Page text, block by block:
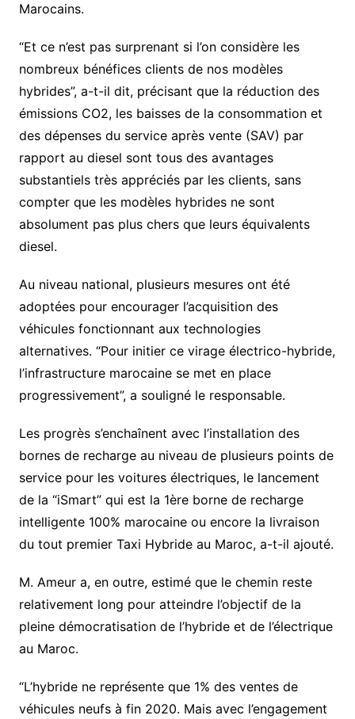
Marocains.
“Et ce n’est pas surprenant si l’on considère les
nombreux bénéfices clients de nos modèles
hybrides”, a-t-il dit, précisant que la réduction des
émissions CO2, les baisses de la consommation et
des dépenses du service après vente (SAV) par
rapport au diesel sont tous des avantages
substantiels très appréciés par les clients, sans
compter que les modèles hybrides ne sont
absolument pas plus chers que leurs équivalents
diesel.
Au niveau national, plusieurs mesures ont été
adoptées pour encourager l’acquisition des
véhicules fonctionnant aux technologies
alternatives. “Pour initier ce virage électrico-hybride,
l’infrastructure marocaine se met en place
progressivement”, a souligné le responsable.
Les progrès s’enchaînent avec l’installation des
bornes de recharge au niveau de plusieurs points de
service pour les voitures électriques, le lancement
de la “iSmart” qui est la 1ère borne de recharge
intelligente 100% marocaine ou encore la livraison
du tout premier Taxi Hybride au Maroc, a-t-il ajouté.
M. Ameur a, en outre, estimé que le chemin reste
relativement long pour atteindre l’objectif de la
pleine démocratisation de l’hybride et de l’électrique
au Maroc.
“L’hybride ne représente que 1% des ventes de
véhicules neufs à fin 2020. Mais avec l’engagement